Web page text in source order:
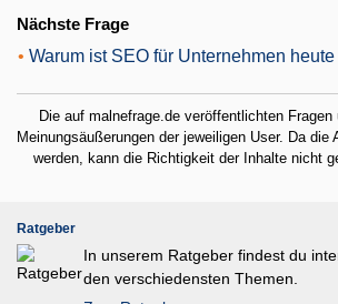
Nächste Frage
• Warum ist SEO für Unternehmen
Die auf malnefrage.de veröffentlichten Fragen
Meinungsäußerungen der jeweiligen User. Da die
werden, kann die Richtigkeit der Inhalte nicht
Ratgeber
In unserem Ratgeber findest du
den verschiedensten Themen.